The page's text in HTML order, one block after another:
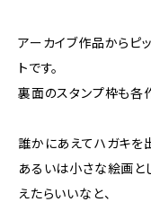
アーカイブ作品からピ
トです。
裏面のスタンプ枠も各
誰かにあえてハガキを
あるいは小さな絵画と
えたらいいなと、